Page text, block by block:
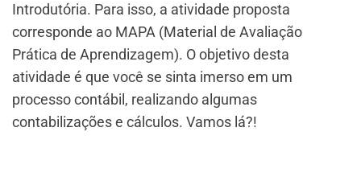
Introdutória. Para isso, a atividade proposta
corresponde ao MAPA (Material de Avaliação
Prática de Aprendizagem). O objetivo desta
atividade é que você se sinta imerso em um
processo contábil, realizando algumas
contabilizações e cálculos. Vamos lá?!